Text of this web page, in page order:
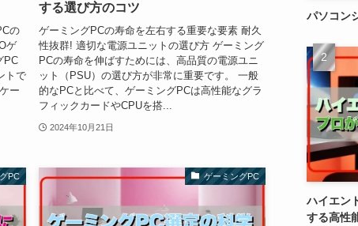
の
ゲ
PC
トで
ー
する選び方のコツ
ゲーミングPCの寿命を左右する重要な要素 耐久
性抜群! 適切な電源ユニットの選び方 ゲーミング
PCの寿命を伸ばすためには、高品質の電源ユニ
ット（PSU）の選び方が非常に重要です。 一般
的なPCと比べて、ゲーミングPCは高性能なグラ
フィックカードやCPUを搭...
2024年10月21日
PC ゲーミングPC
パソコン
ハイエン
する高性